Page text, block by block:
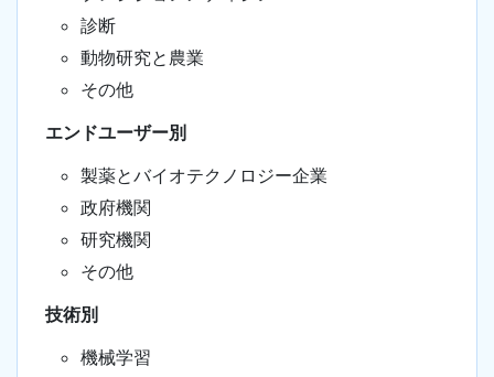
診断
動物研究と農業
その他
エンドユーザー別
製薬とバイオテクノロジー企業
政府機関
研究機関
その他
技術別
機械学習